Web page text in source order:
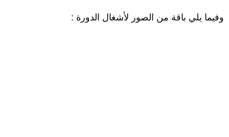
وفيما يلي باقة من الصور لأشغال الدورة :